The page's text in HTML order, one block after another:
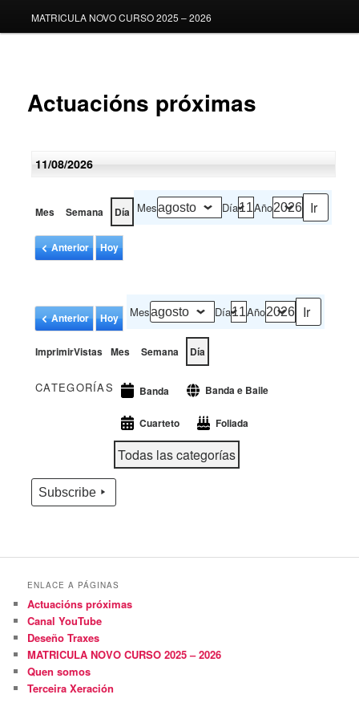
MATRICULA NOVO CURSO 2025 – 2026
Actuacións próximas
11/08/2026
Mes Semana Día Mes Día Año
Anterior Hoy
Anterior Hoy Mes Día Año
ImprimirVistas Mes Semana Día
CATEGORÍAS Banda Banda e Baile
Cuarteto Foliada
Todas las categorías
Subscribe
ENLACE A PÁGINAS
Actuacións próximas
Canal YouTube
Deseño Traxes
MATRICULA NOVO CURSO 2025 – 2026
Quen somos
Terceira Xeración